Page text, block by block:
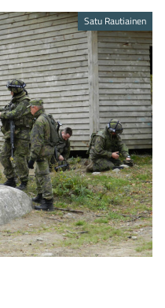
Satu Rautiainen